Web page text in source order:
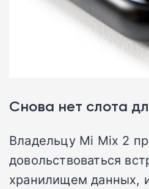
Снова нет слота
Владельцу Mi Mix 2
довольствоваться
хранилищем данных,